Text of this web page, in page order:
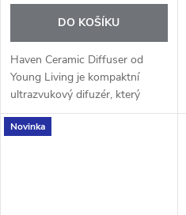
DO KOŠÍKU
Haven Ceramic Diffuser od
Young Living je kompaktní
ultrazvukový difuzér, který
jemně provoní menší prostor a
zároveň slouží jako stylové
Novinka